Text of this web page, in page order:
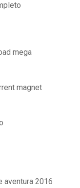
mega
magnet
aventura 2016